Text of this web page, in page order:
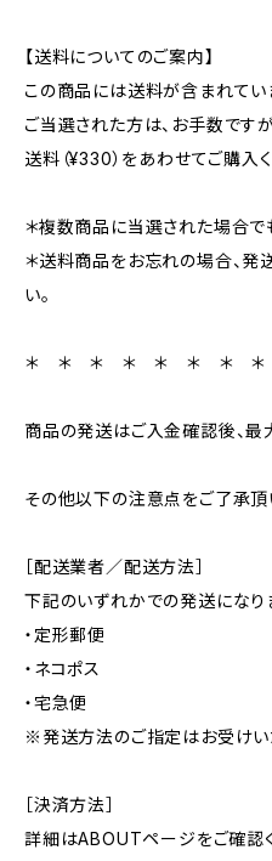
【送料についてのご案内】
この商品には送料が含まれてい
ご当選された方は、お手数です
送料（¥330）をあわせてご購入く
＊複数商品に当選された場合で
＊送料商品をお忘れの場合、発
い。
＊ ＊ ＊ ＊ ＊ ＊ ＊ ＊
商品の発送はご入金確認後、最
その他以下の注意点をご了承頂
［配送業者／配送方法］
下記のいずれかでの発送になり
・定形郵便
・ネコポス
・宅急便
※発送方法のご指定はお受けい
［決済方法］
詳細はABOUTページをご確認く